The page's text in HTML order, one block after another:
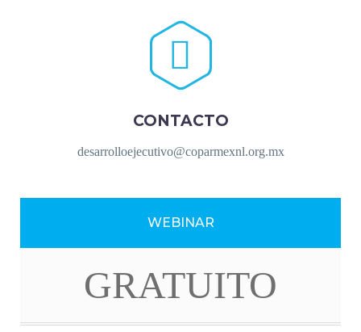


CONTACTO
desarrolloejecutivo@coparmexnl.org.mx
WEBINAR
GRATUITO